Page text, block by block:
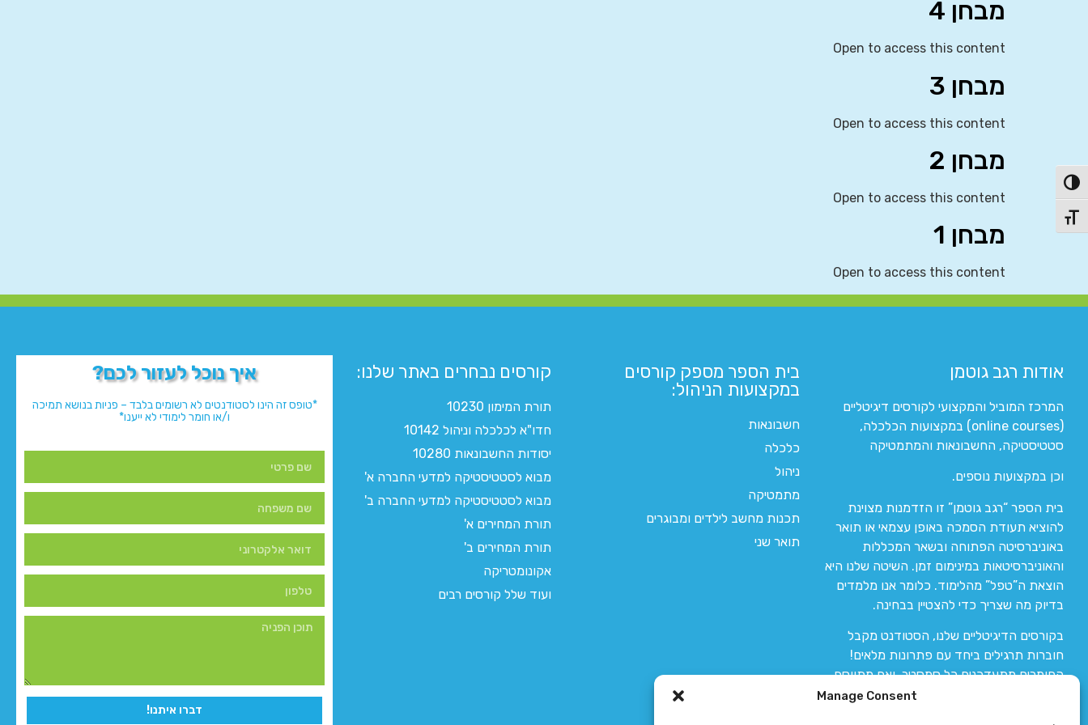
Manage Consent
הפעל/כבה ניגודיות גבוהה
מתג גודל גופן
מבחן 4
Open to access this content
מבחן 3
Open to access this content
מבחן 2
Open to access this content
מבחן 1
Open to access this content
אודות רגב גוטמן
המרכז המוביל והמקצועי לקורסים דיגיטליים
(online courses) במקצועות הכלכלה,
סטטיסטיקה, החשבונאות והמתמטיקה
וכן במקצועות נוספים.
בית הספר “רגב גוטמן” זו הזדמנות מצוינת
להוציא תעודת הסמכה באופן עצמאי או תואר
באוניברסיטה הפתוחה ובשאר המכללות
והאוניברסיטאות במינימום זמן. השיטה שלנו היא
הוצאת ה”טפל” מהלימוד. כלומר אנו מלמדים
בדיוק מה שצריך כדי להצטיין בבחינה.
בקורסים הדיגיטליים שלנו, הסטודנט מקבל
חוברות תרגילים ביחד עם פתרונות מלאים!
החומרים מתעדכנים כל סמסטר, ואם מתווסף
חומר חדש אז הקורס מתעדכן יחד איתו.
בית הספר מספק קורסים
במקצועות הניהול:
חשבונאות
כלכלה
ניהול
מתמטיקה
תכנות מחשב לילדים ומבוגרים
תואר שני
קורסים נבחרים באתר שלנו:​
תורת המימון 10230
חדו"א לכלכלה וניהול 10142
יסודות החשבונאות 10280
מבוא לסטטיסטיקה למדעי החברה א'
מבוא לסטטיסטיקה למדעי החברה ב'
תורת המחירים א'
תורת המחירים ב'
אקונומטריקה
ועוד שלל קורסים רבים
איך נוכל לעזור לכם?
*טופס זה הינו לסטודנטים לא רשומים בלבד – פניות בנושא תמיכה
ו/או חומר לימודי לא ייענו*
דברו איתנו!